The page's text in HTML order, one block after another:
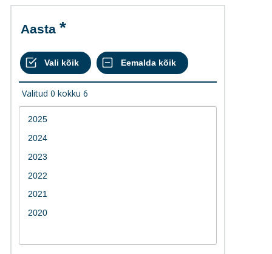
Aasta
Valitud 0 kokku 6